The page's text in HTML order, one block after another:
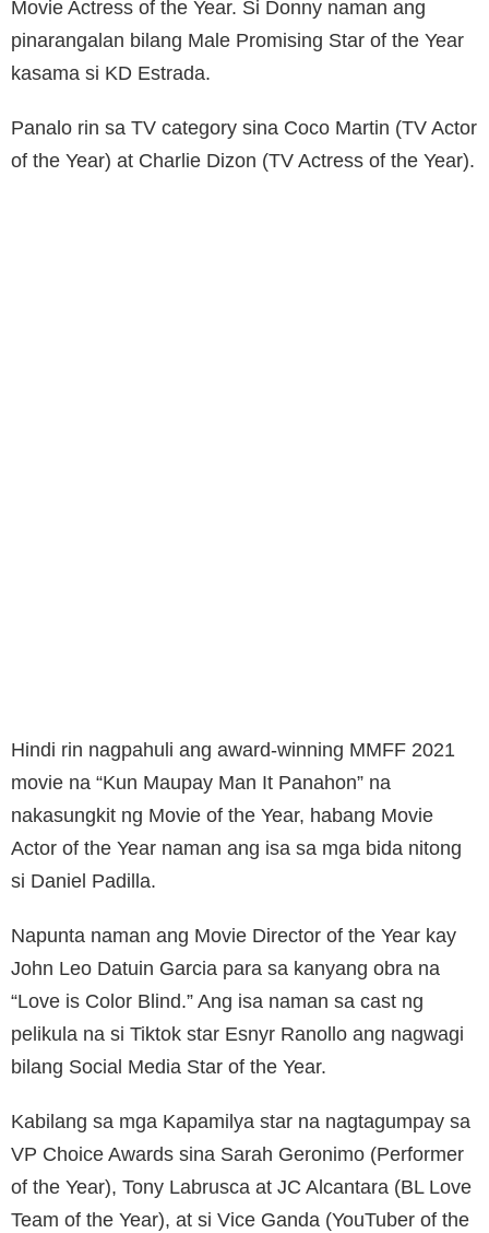
Movie Actress of the Year. Si Donny naman ang
pinarangalan bilang Male Promising Star of the Year
kasama si KD Estrada.
Panalo rin sa TV category sina Coco Martin (TV Actor
of the Year) at Charlie Dizon (TV Actress of the Year).
Hindi rin nagpahuli ang award-winning MMFF 2021
movie na “Kun Maupay Man It Panahon” na
nakasungkit ng Movie of the Year, habang Movie
Actor of the Year naman ang isa sa mga bida nitong
si Daniel Padilla.
Napunta naman ang Movie Director of the Year kay
John Leo Datuin Garcia para sa kanyang obra na
“Love is Color Blind.” Ang isa naman sa cast ng
pelikula na si Tiktok star Esnyr Ranollo ang nagwagi
bilang Social Media Star of the Year.
Kabilang sa mga Kapamilya star na nagtagumpay sa
VP Choice Awards sina Sarah Geronimo (Performer
of the Year), Tony Labrusca at JC Alcantara (BL Love
Team of the Year), at si Vice Ganda (YouTuber of the